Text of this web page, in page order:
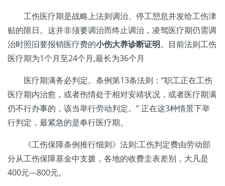
工伤医疗期是战略上法则调治、停工憩息并发给工伤津
贴的限日。这并非须要调治而终止调治，凌驾医疗期仍需调
治时照旧要报销医疗费的小伤大养诊断证明。目前法则工伤
医疗期为1个月至24个月,最长为36个月
医疗期满务必判定。条例第13条法则：“职工正在工伤
医疗期内治愈，或者伤情处于相对安靖状况，或者医疗期满
仍不行办事的，该当举行劳动判定。” 正在这3种情景下举
行判定，最紧急的是奉行医疗期。
《工伤保障条例推行细则》法则:工伤判定费由劳动部
分从工伤保障基金中支拨，各地的收费圭表差别，大凡是
400元---800元。